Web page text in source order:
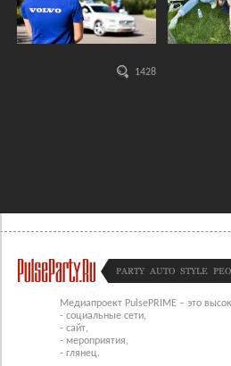
1428
PARTY AUTO STYLE
Медиапроект PulsePRIME – это
- социальные сети,
- сайт,
- мероприятия,
- глянец.